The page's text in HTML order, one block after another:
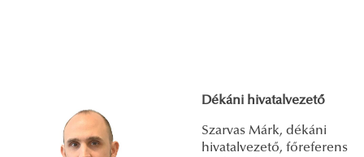
Dékáni hivatalvezető
Szarvas Márk, dékáni
hivatalvezető, főreferens